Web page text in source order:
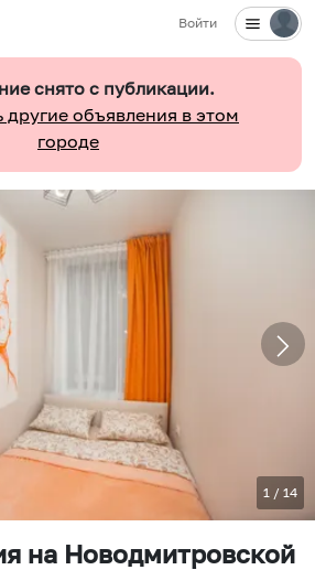
Войти
снято с публикации.
другие объявления в этом
городе
1 / 14
на Новодмитровской